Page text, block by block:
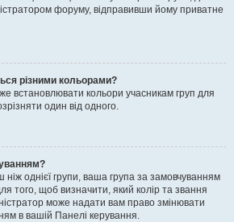
форуму, відправивши йому приватне
різними кольорами?
встановлювати кольори учасникам груп для
один від одного.
однієї групи, ваша група за замовчуванням
того, щоб визначити, який колір та звання
може надати вам право змінювати
в вашій Панелі керування.